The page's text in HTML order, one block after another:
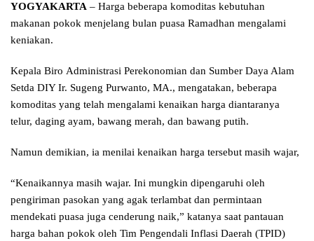
YOGYAKARTA – Harga beberapa komoditas kebutuhan
makanan pokok menjelang bulan puasa Ramadhan mengalami
keniakan.
Kepala Biro Administrasi Perekonomian dan Sumber Daya Alam
Setda DIY Ir. Sugeng Purwanto, MA., mengatakan, beberapa
komoditas yang telah mengalami kenaikan harga diantaranya
telur, daging ayam, bawang merah, dan bawang putih.
Namun demikian, ia menilai kenaikan harga tersebut masih wajar,
“Kenaikannya masih wajar. Ini mungkin dipengaruhi oleh
pengiriman pasokan yang agak terlambat dan permintaan
mendekati puasa juga cenderung naik,” katanya saat pantauan
harga bahan pokok oleh Tim Pengendali Inflasi Daerah (TPID)